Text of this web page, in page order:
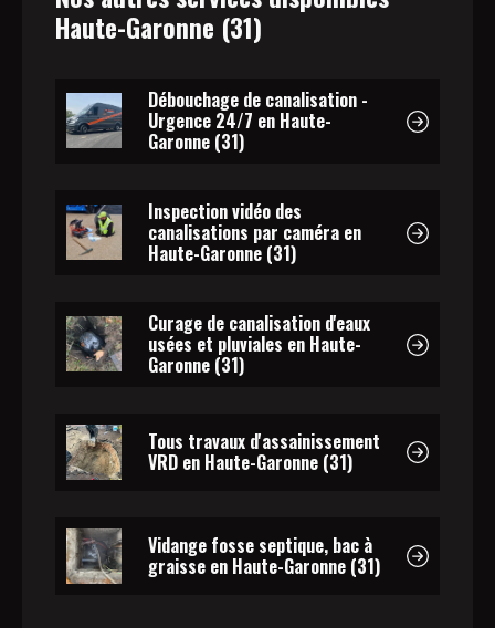
Haute-Garonne (31)
Débouchage de canalisation -
Urgence 24/7 en Haute-
Garonne (31)
Inspection vidéo des
canalisations par caméra en
Haute-Garonne (31)
Curage de canalisation d'eaux
usées et pluviales en Haute-
Garonne (31)
Tous travaux d'assainissement
VRD en Haute-Garonne (31)
Vidange fosse septique, bac à
graisse en Haute-Garonne (31)